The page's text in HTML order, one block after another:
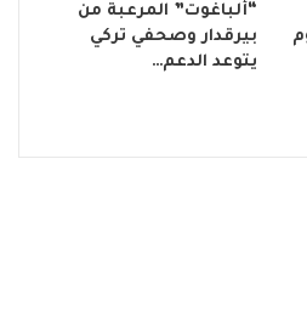
“ألباغوت” المرعبة من
بيرقدار وصحفي تركي
يتوعد الدعم…